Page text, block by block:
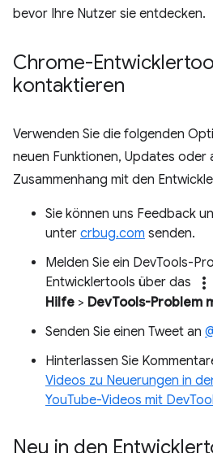
bevor Ihre Nutzer sie entdecken.
Chrome-
kontaktieren
Verwenden Sie die folgenden
neuen Funktionen, Updates oder
Zusammenhang mit den
Sie können uns Feedback
unter crbug.com senden.
Melden Sie ein DevTools-
Entwicklertools über das
more_vert
Hilfe > DevTools-Problem
Senden Sie einen Tweet an
Hinterlassen Sie
Videos zu Neuerungen in
YouTube-Videos mit
Neu in den